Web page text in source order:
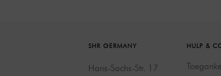
SHR GERMANY
Hans-Sachs-Str. 17
HULP &